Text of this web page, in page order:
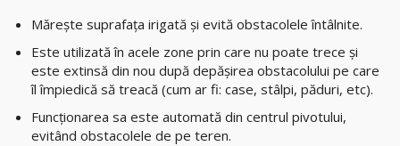
Mărește suprafața irigată și evită obstacolele întâlnite.
Este utilizată în acele zone prin care nu poate trece și
este extinsă din nou după depășirea obstacolului pe care
îl împiedică să treacă (cum ar fi: case, stâlpi, păduri, etc).
Funcționarea sa este automată din centrul pivotului,
evitând obstacolele de pe teren.